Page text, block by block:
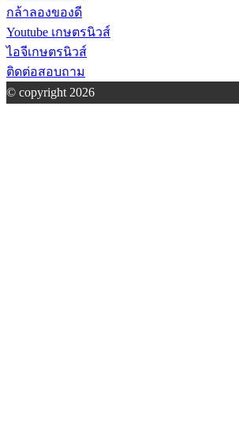
กล้าลองของดี
Youtube เกษตรนิวส์
ไอจีเกษตรนิวส์
ติดต่อสอบถาม
© copyright 2026